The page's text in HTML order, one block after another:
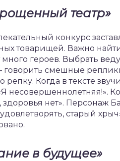
театр»
конкурс
товарищей. Важно
много героев. Выбрать
говорить смешные
репку. Когда в тексте
несовершеннолетняя!».
здоровья нет». Персонаж
старый
в будущее»